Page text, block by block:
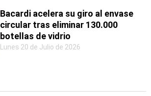
Bacardi acelera su giro al envase
circular tras eliminar 130.000
botellas de vidrio
Lunes 20 de Julio de 2026